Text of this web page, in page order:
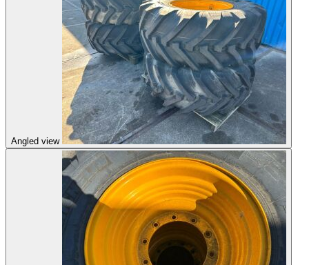
Angled view